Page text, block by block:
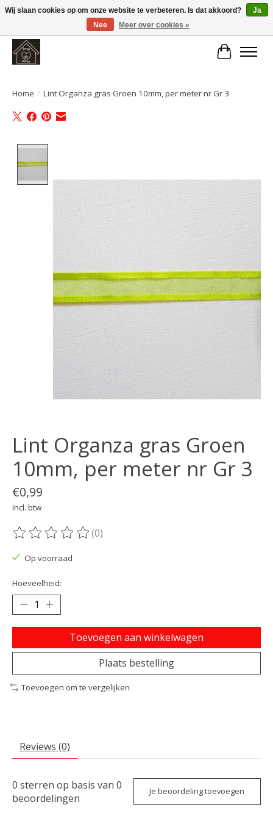
Large selection of products and fast shipping!
Home / Lint Organza gras Groen 10mm, per meter nr Gr 3
Lint Organza gras Groen
10mm, per meter nr Gr 3
€0,99
Incl. btw
De beoordeling van dit product is
(0)
Op voorraad
Hoeveelheid:
Toevoegen aan winkelwagen
Plaats bestelling
Toevoegen om te vergelijken
Reviews (0)
0 sterren op basis van 0
beoordelingen
Je beoordeling toevoegen
Wij slaan cookies op om onze website te verbeteren. Is dat akkoord?
Ja
Nee
Meer over cookies »